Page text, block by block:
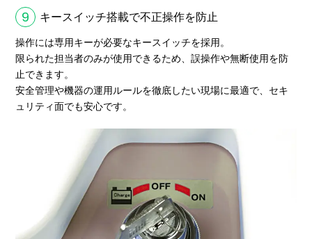
9 キースイッチ搭載で不正操作を防止
操作には専用キーが必要なキースイッチを採用。
限られた担当者のみが使用できるため、誤操作や無断使用を防
止できます。
安全管理や機器の運用ルールを徹底したい現場に最適で、セキ
ュリティ面でも安心です。